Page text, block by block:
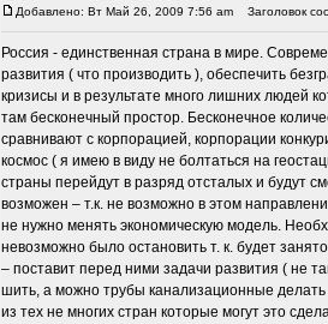
Добавлено: Вт Май 26, 2009 7:56 am Заголовок
Россия - единственная страна в мире.
развития ( что производить ), обеспечить
кризисы и в результате много лишних людей
там бесконечный простор. Бесконечное
сравнивают с корпорацией, корпорации
космос ( я имею в виду не болтаться на
страны перейдут в разряд отсталых и будут
возможен – т.к. не возможно в этом
не нужно менять экономическую модель.
невозможно было остановить т. к. будет
– поставит перед ними задачи развития ( не
шить, а можно трубы канализационные
из тех не многих стран которые могут это